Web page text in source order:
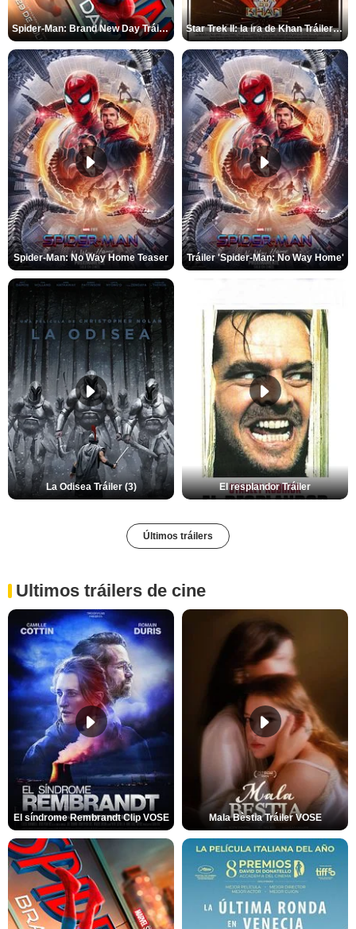
Spider-Man: Brand New Day Tráiler (3) Star Trek II: la ira de Khan Tráiler VO
Spider-Man: No Way Home Teaser Tráiler 'Spider-Man: No Way Home'
La Odisea Tráiler (3) El resplandor Tráiler
Últimos tráilers
Ultimos tráilers de cine
El síndrome Rembrandt Clip VOSE Mala Bèstia Tráiler VOSE